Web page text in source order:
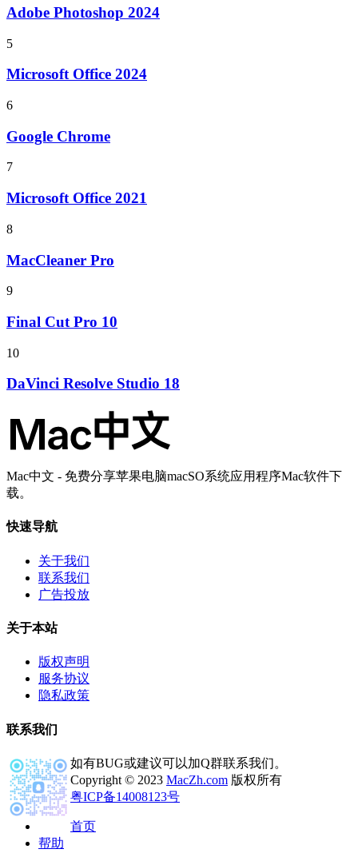
Adobe Photoshop 2024
5
Microsoft Office 2024
6
Google Chrome
7
Microsoft Office 2021
8
MacCleaner Pro
9
Final Cut Pro 10
10
DaVinci Resolve Studio 18
Mac中文 - 免费分享苹果电脑macSO系统应用程序Mac软件下
载。
快速导航
关于我们
联系我们
广告投放
关于本站
版权声明
服务协议
隐私政策
联系我们
如有BUG或建议可以加Q群联系我们。
Copyright © 2023 MacZh.com 版权所有
粤ICP备14008123号
首页
帮助